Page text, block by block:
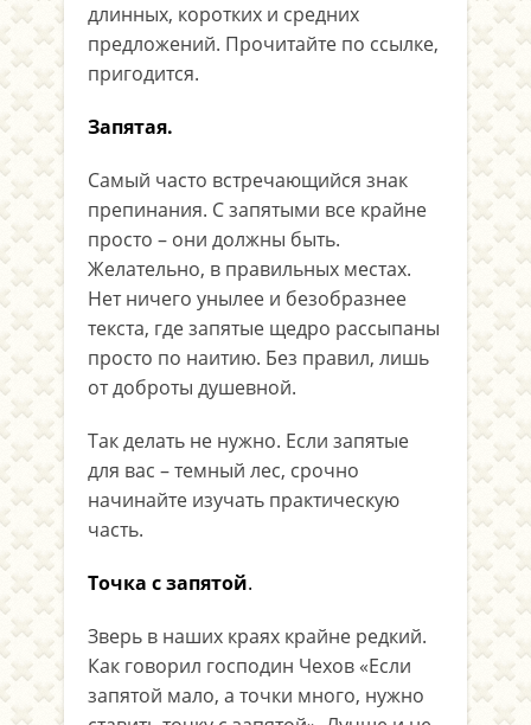
длинных, коротких и средних
предложений. Прочитайте по ссылке,
пригодится.
Запятая.
Самый часто встречающийся знак
препинания. С запятыми все крайне
просто – они должны быть.
Желательно, в правильных местах.
Нет ничего унылее и безобразнее
текста, где запятые щедро рассыпаны
просто по наитию. Без правил, лишь
от доброты душевной.
Так делать не нужно. Если запятые
для вас – темный лес, срочно
начинайте изучать практическую
часть.
Точка с запятой.
Зверь в наших краях крайне редкий.
Как говорил господин Чехов «Если
запятой мало, а точки много, нужно